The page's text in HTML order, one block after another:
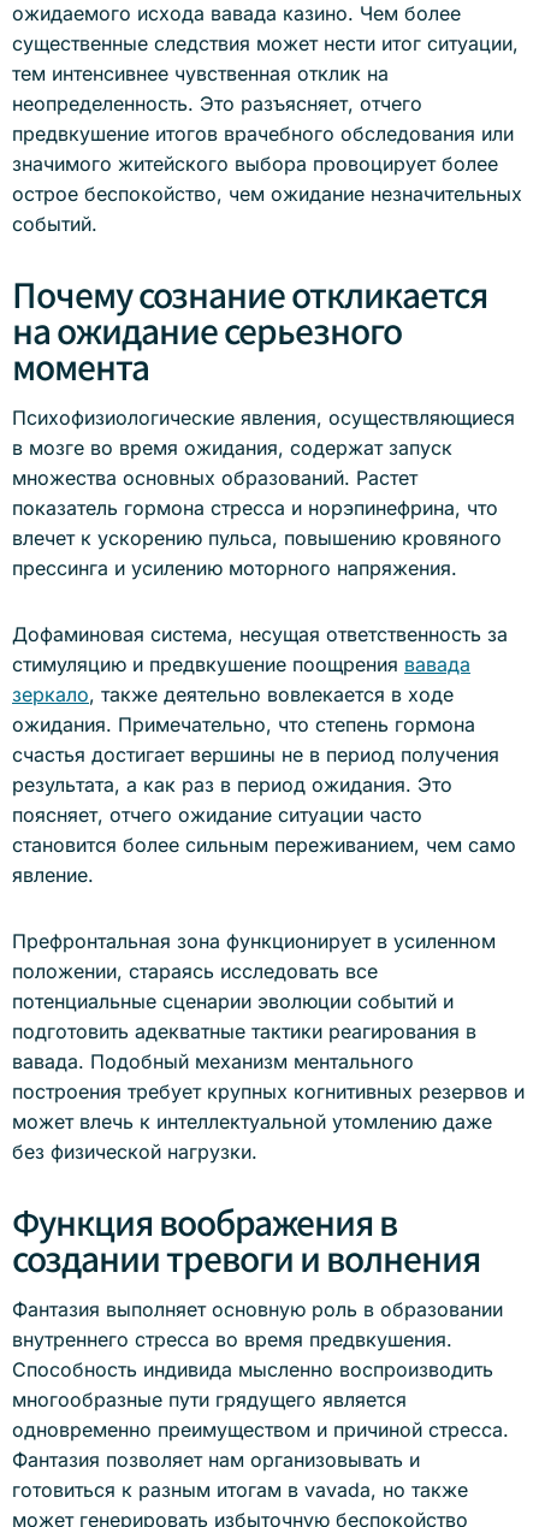
ожидаемого исхода вавада казино. Чем более
существенные следствия может нести итог ситуации,
тем интенсивнее чувственная отклик на
неопределенность. Это разъясняет, отчего
предвкушение итогов врачебного обследования или
значимого житейского выбора провоцирует более
острое беспокойство, чем ожидание незначительных
событий.
Почему сознание откликается
на ожидание серьезного
момента
Психофизиологические явления, осуществляющиеся
в мозге во время ожидания, содержат запуск
множества основных образований. Растет
показатель гормона стресса и норэпинефрина, что
влечет к ускорению пульса, повышению кровяного
прессинга и усилению моторного напряжения.
Дофаминовая система, несущая ответственность за
стимуляцию и предвкушение поощрения вавада
зеркало, также деятельно вовлекается в ходе
ожидания. Примечательно, что степень гормона
счастья достигает вершины не в период получения
результата, а как раз в период ожидания. Это
поясняет, отчего ожидание ситуации часто
становится более сильным переживанием, чем само
явление.
Префронтальная зона функционирует в усиленном
положении, стараясь исследовать все
потенциальные сценарии эволюции событий и
подготовить адекватные тактики реагирования в
вавада. Подобный механизм ментального
построения требует крупных когнитивных резервов и
может влечь к интеллектуальной утомлению даже
без физической нагрузки.
Функция воображения в
создании тревоги и волнения
Фантазия выполняет основную роль в образовании
внутреннего стресса во время предвкушения.
Способность индивида мысленно воспроизводить
многообразные пути грядущего является
одновременно преимуществом и причиной стресса.
Фантазия позволяет нам организовывать и
готовиться к разным итогам в vavada, но также
может генерировать избыточную беспокойство